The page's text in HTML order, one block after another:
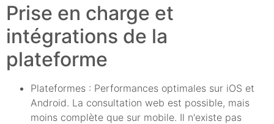
Prise en charge et
intégrations de la
plateforme
Plateformes : Performances optimales sur iOS et
Android. La consultation web est possible, mais
moins complète que sur mobile. Il n'existe pas